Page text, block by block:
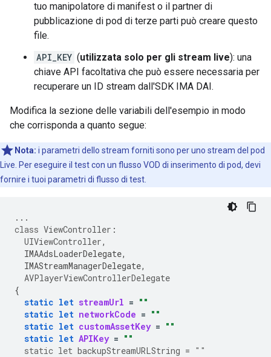
tuo manipolatore di manifest o il partner di
pubblicazione di pod di terze parti può creare questo
file.
API_KEY (utilizzata solo per gli stream live): una
chiave API facoltativa che può essere necessaria per
recuperare un ID stream dall'SDK IMA DAI.
Modifica la sezione delle variabili dell'esempio in modo
che corrisponda a quanto segue:
Nota: i parametri dello stream forniti sono per uno stream del pod
Live. Per eseguire il test con un flusso VOD di inserimento di pod, devi
fornire i tuoi parametri di flusso di test.
...
class ViewController :
UIViewController,
IMAAdsLoaderDelegate,
IMAStreamManagerDelegate,
AVPlayerViewControllerDelegate
{
static let streamUrl = ""
static let networkCode = ""
static let customAssetKey = ""
static let APIKey = ""
static let backupStreamURLString = ""